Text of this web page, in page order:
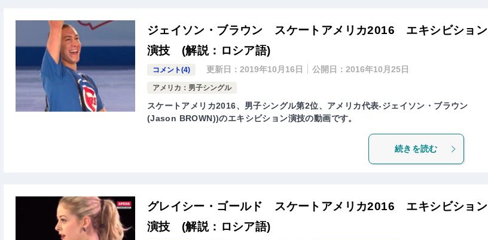
ジェイソン・ブラウン スケートアメリカ2016 エキシビション
演技 (解説：ロシア語)
コメント(4) 更新日：2019年10月16日 公開日：2016年10月25日
アメリカ：男子シングル
スケートアメリカ2016、男子シングル第2位、アメリカ代表-ジェイソン・ブラウン
(Jason BROWN))のエキシビション演技の動画です。
続きを読む
グレイシー・ゴールド スケートアメリカ2016 エキシビション
演技 (解説：ロシア語)